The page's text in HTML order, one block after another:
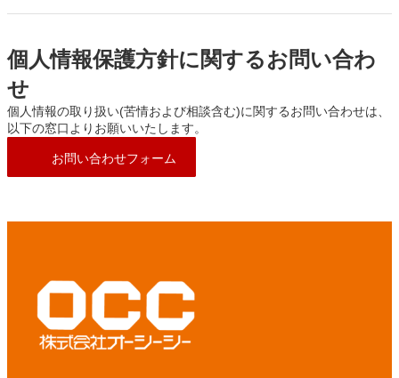
個人情報保護方針に関するお問い合わ
せ
個人情報の取り扱い(苦情および相談含む)に関するお問い合わせは、
以下の窓口よりお願いいたします。
お問い合わせフォーム